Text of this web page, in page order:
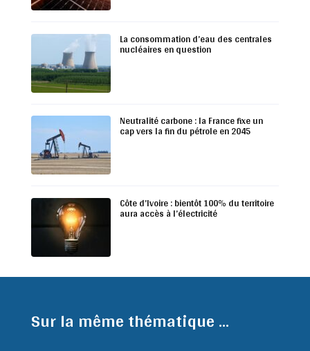
La consommation d’eau des centrales
nucléaires en question
Neutralité carbone : la France fixe un
cap vers la fin du pétrole en 2045
Côte d’Ivoire : bientôt 100% du territoire
aura accès à l’électricité
Sur la même thématique ...